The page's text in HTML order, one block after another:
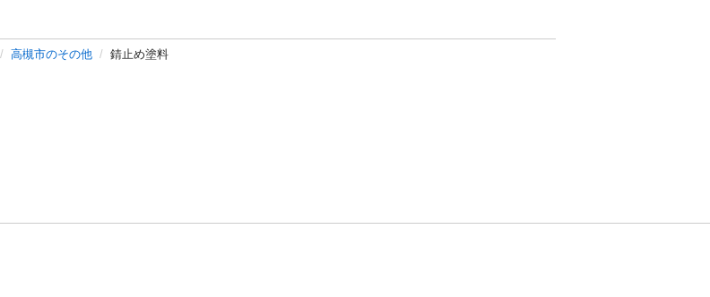
高槻市のその他 錆止め塗料